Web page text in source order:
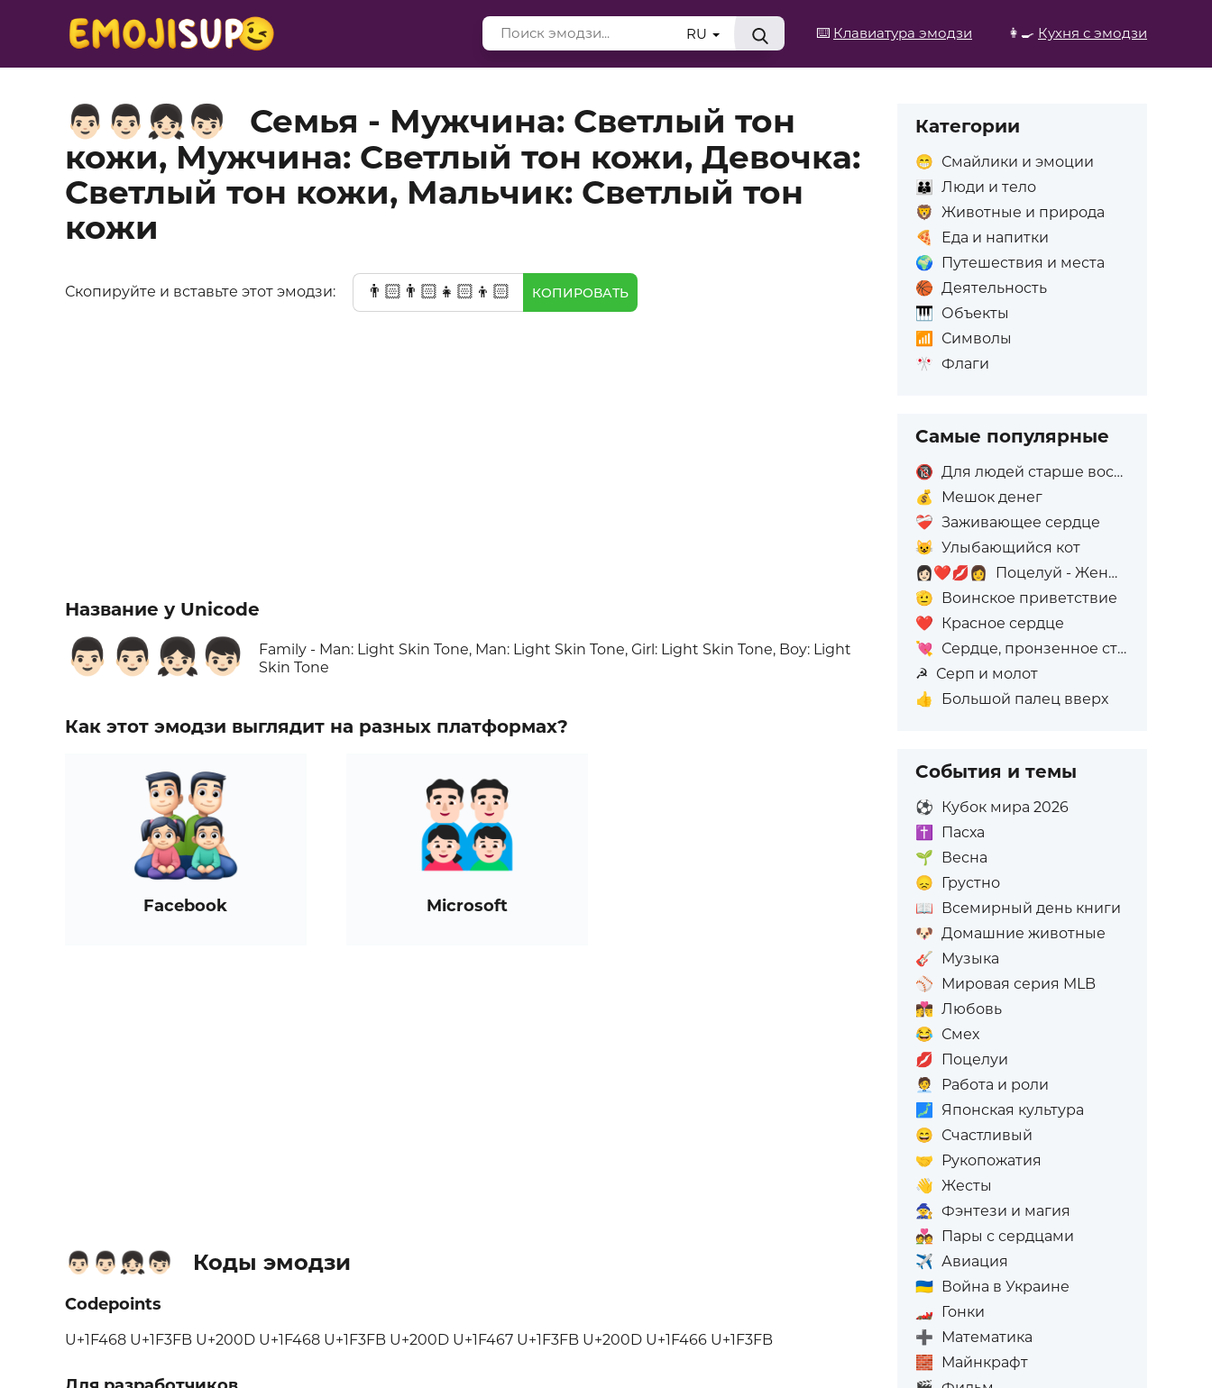
⌨️ Клавиатура эмодзи 👩‍🍳 Кухня с эмодзи
RU
👨🏻‍👨🏻‍👧🏻‍👦🏻
Семья - Мужчина: Светлый тон
кожи, Мужчина: Светлый тон кожи, Девочка:
Светлый тон кожи, Мальчик: Светлый тон
кожи
Скопируйте и вставьте этот эмодзи: 👨🏻‍👨🏻‍👧🏻‍👦🏻 КОПИРОВАТЬ
Название у Unicode
👨🏻‍👨🏻‍👧🏻‍👦🏻
Family - Man: Light Skin Tone, Man: Light Skin Tone, Girl: Light Skin Tone, Boy: Light
Skin Tone
Как этот эмодзи выглядит на разных платформах?
Facebook Microsoft
👨🏻‍👨🏻‍👧🏻‍👦🏻 Коды эмодзи
Codepoints
U+1F468 U+1F3FB U+200D U+1F468 U+1F3FB U+200D U+1F467 U+1F3FB U+200D U+1F466 U+1F3FB
Категории
😁 Смайлики и эмоции
👪
Люди и тело
🦁 Животные и природа
🍕
Еда и напитки
🌍 Путешествия и места
🏀 Деятельность
🎹 Объекты
📶
Символы
🎌 Флаги
Самые популярные
🔞 Для людей старше восемнадцати лет
💰
Мешок денег
❤️‍🩹 Заживающее сердце
😺 Улыбающийся кот
👩🏻‍❤️‍💋‍👩
Поцелуй - Женщина: Светлый тон кожи, Женщина: Без тона кожи
🫡 Воинское приветствие
❤️ Красное сердце
💘 Сердце, пронзенное стрелой
☭ Серп и молот
👍
Большой палец вверх
События и темы
⚽ Кубок мира 2026
✝️
Пасха
🌱 Весна
😞 Грустно
📖 Всемирный день книги
🐶 Домашние животные
🎸 Музыка
⚾ Мировая серия MLB
👩‍❤️‍💋‍👨 Любовь
😂 Смех
💋 Поцелуи
🧑‍💼
Работа и роли
🗾
Японская культура
😄 Счастливый
🤝 Рукопожатия
👋 Жесты
🧙 Фэнтези и магия
💑 Пары с сердцами
✈️ Авиация
🇺🇦 Война в Украине
🏎️ Гонки
➕ Математика
🧱 Майнкрафт